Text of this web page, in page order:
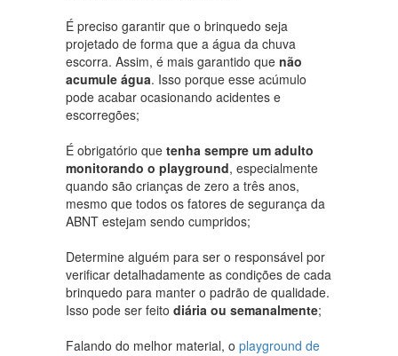
É preciso garantir que o brinquedo seja
projetado de forma que a água da chuva
escorra. Assim, é mais garantido que não
acumule água. Isso porque esse acúmulo
pode acabar ocasionando acidentes e
escorregões;
É obrigatório que tenha sempre um adulto
monitorando o playground, especialmente
quando são crianças de zero a três anos,
mesmo que todos os fatores de segurança da
ABNT estejam sendo cumpridos;
Determine alguém para ser o responsável por
verificar detalhadamente as condições de cada
brinquedo para manter o padrão de qualidade.
Isso pode ser feito diária ou semanalmente;
Falando do melhor material, o playground de